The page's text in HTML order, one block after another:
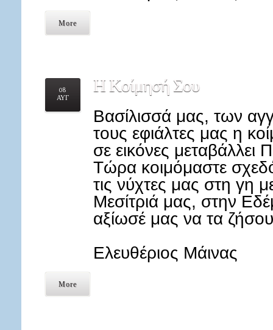
More
08
ΑΥΓ
ΗΚοίμησή Σου
Βασίλισσά μας, των
τους εφιάλτες μας η
σε εικόνες μεταβάλλει
Τώρα κοιμόμαστε
τις νύχτες μας στη γη
Μεσίτριά μας, στην
αξίωσέ μας να τα
Ελευθέριος Μάινας
More